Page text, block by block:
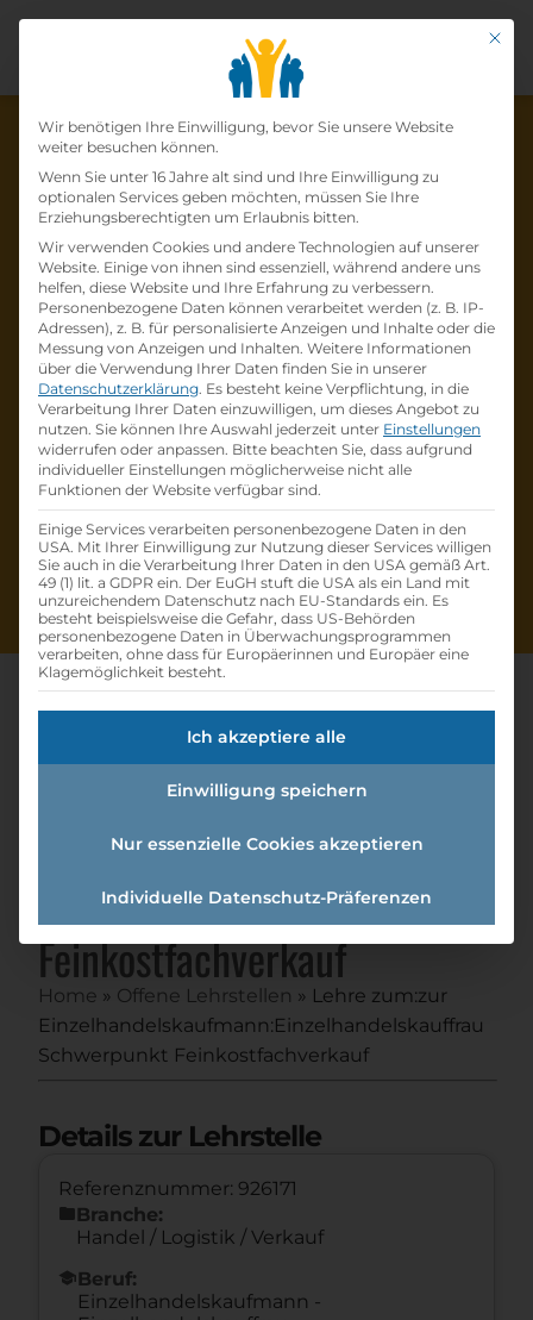
Die Lehrstelle wurde schon
besetzt!
Die LehrstelleLehre zum:zur
Einzelhandelskaufmann:Einzelhandelskauffr
au Schwerpunkt Feinkostfachverkaufbei
BILLA AGist schonbesetzt.
Firmenprofil besuchen
Andere Lehrstelle suchen
Lehre Zum:zur
Einzelhandelskaufmann:einzel
handelskauffrau
Schwerpunkt
Feinkostfachverkauf
Home » Offene Lehrstellen » Lehre zum:zur
Einzelhandelskaufmann:Einzelhandelskauffrau
Schwerpunkt Feinkostfachverkauf
Details zur Lehrstelle
Referenznummer: 926171
folderBranche:
Handel / Logistik / Verkauf
schoolBeruf:
Einzelhandelskaufmann -
Mit
Datenschutz-
Wir benötigen Ihre Einwilligung, bevor Sie unsere Website
weiter besuchen können.
Wenn Sie unter 16 Jahre alt sind und Ihre Einwilligung zu
optionalen Services geben möchten, müssen Sie Ihre
Erziehungsberechtigten um Erlaubnis bitten.
Wir verwenden Cookies und andere Technologien auf unserer
Website. Einige von ihnen sind essenziell, während andere uns
helfen, diese Website und Ihre Erfahrung zu verbessern.
Personenbezogene Daten können verarbeitet werden (z. B. IP-
Adressen), z. B. für personalisierte Anzeigen und Inhalte oder die
Messung von Anzeigen und Inhalten. Weitere Informationen
über die Verwendung Ihrer Daten finden Sie in unserer
Datenschutzerklärung. Es besteht keine Verpflichtung, in die
Verarbeitung Ihrer Daten einzuwilligen, um dieses Angebot zu
nutzen. Sie können Ihre Auswahl jederzeit unter Einstellungen
widerrufen oder anpassen. Bitte beachten Sie, dass aufgrund
individueller Einstellungen möglicherweise nicht alle
Funktionen der Website verfügbar sind.
Einige Services verarbeiten personenbezogene Daten in den
USA. Mit Ihrer Einwilligung zur Nutzung dieser Services willigen
Sie auch in die Verarbeitung Ihrer Daten in den USA gemäß Art.
49 (1) lit. a GDPR ein. Der EuGH stuft die USA als ein Land mit
unzureichendem Datenschutz nach EU-Standards ein. Es
besteht beispielsweise die Gefahr, dass US-Behörden
personenbezogene Daten in Überwachungsprogrammen
verarbeiten, ohne dass für Europäerinnen und Europäer eine
Klagemöglichkeit besteht.
Ich akzeptiere alle
Einwilligung speichern
Nur essenzielle Cookies akzeptieren
Individuelle Datenschutz-Präferenzen